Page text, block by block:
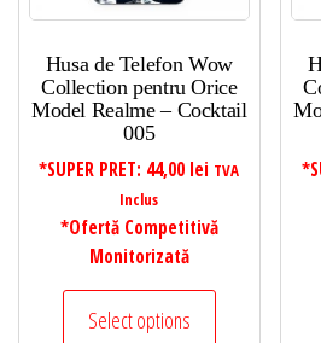
Husa de Telefon Wow
Collection pentru Orice
Model Realme – Cocktail
005
*SUPER PRET: 44,00 lei TVA
Inclus
*Ofertă Competitivă
Monitorizată
Select options